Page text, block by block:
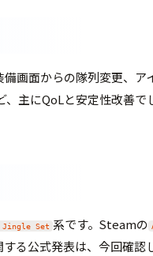
画面からの隊列変更、
主にQoLと安定性改善で
Jingle Set 系です。Steamの
る公式発表は、今回確